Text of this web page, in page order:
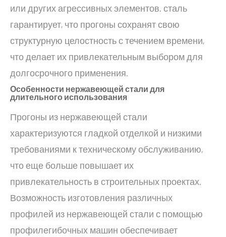
или других агрессивных элементов. сталь
гарантирует, что прогоны сохранят свою
структурную целостность с течением времени,
что делает их привлекательным выбором для
долгосрочного применения.
Особенности нержавеющей стали для
длительного использования
Прогоны из нержавеющей стали
характеризуются гладкой отделкой и низкими
требованиями к техническому обслуживанию,
что еще больше повышает их
привлекательность в строительных проектах.
Возможность изготовления различных
профилей из нержавеющей стали с помощью
профилегибочных машин обеспечивает